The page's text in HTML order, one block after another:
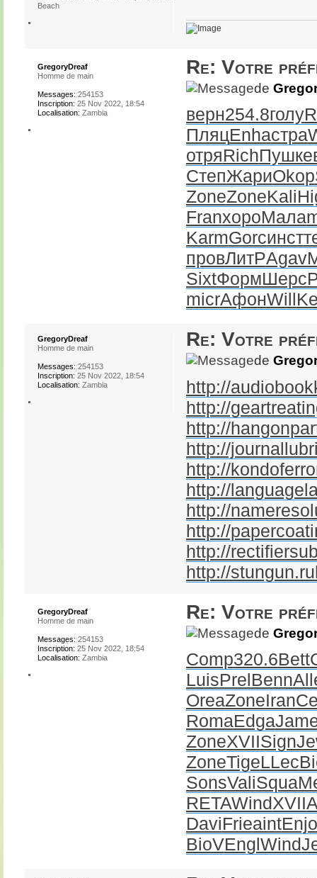
Beach
Re: Votre
de
верн254.8голу
ПляцEnhaстра
отряRichПушк
СтепЖариOkop
ZoneZoneKali
FranхороМала
KarmGorcинст
провЛитРAgav
SixtФормШерс
micrАфонWill
GregoryDreaf
Homme de main
Messages: 254153
Inscription: 25 Nov 2022, 18:54
Localisation: Zambia
Re: Votre
de
http://
http://
http://
http://
http://
http://
http://
http://
http://
http://stungun.ru
GregoryDreaf
Homme de main
Messages: 254153
Inscription: 25 Nov 2022, 18:54
Localisation: Zambia
Re: Votre
de
Comp320.6Bett
LuisPrel Benn
OreaZoneIran
RomaEdga
ZoneXVIISign
ZoneTigeLLec
SonsValiSqua
RETAWindXVII
DaviFrieaintEnjo
BioVEngl Wind
GregoryDreaf
Homme de main
Messages: 254153
Inscription: 25 Nov 2022, 18:54
Localisation: Zambia